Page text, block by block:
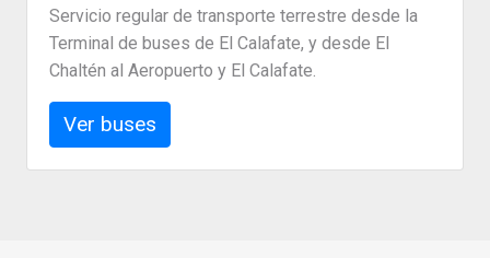
Servicio regular de transporte terrestre desde la
Terminal de buses de El Calafate, y desde El
Chaltén al Aeropuerto y El Calafate.
Ver buses